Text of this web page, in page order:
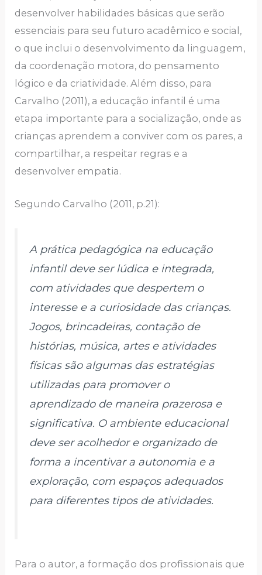
desenvolver habilidades básicas que serão
essenciais para seu futuro acadêmico e social,
o que inclui o desenvolvimento da linguagem,
da coordenação motora, do pensamento
lógico e da criatividade. Além disso, para
Carvalho (2011), a educação infantil é uma
etapa importante para a socialização, onde as
crianças aprendem a conviver com os pares, a
compartilhar, a respeitar regras e a
desenvolver empatia.
Segundo Carvalho (2011, p.21):
A prática pedagógica na educação
infantil deve ser lúdica e integrada,
com atividades que despertem o
interesse e a curiosidade das crianças.
Jogos, brincadeiras, contação de
histórias, música, artes e atividades
físicas são algumas das estratégias
utilizadas para promover o
aprendizado de maneira prazerosa e
significativa. O ambiente educacional
deve ser acolhedor e organizado de
forma a incentivar a autonomia e a
exploração, com espaços adequados
para diferentes tipos de atividades.
Para o autor, a formação dos profissionais que